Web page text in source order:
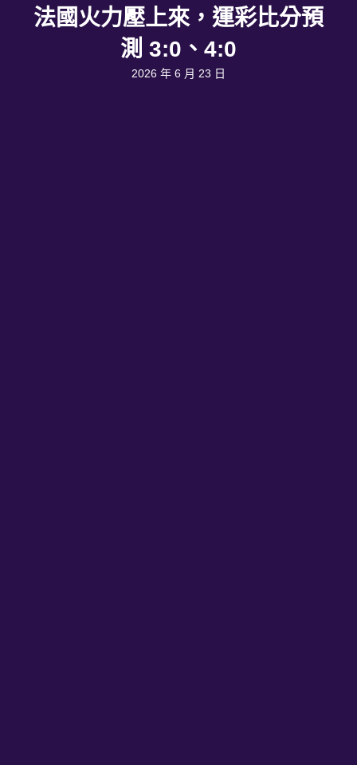
法國火力壓上來，運彩比分預
測 3:0、4:0
2026 年 6 月 23 日